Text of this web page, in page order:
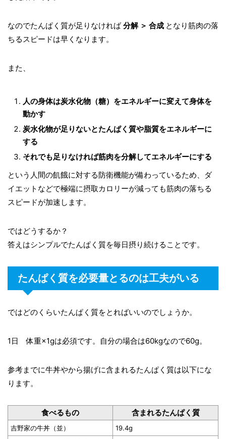
なのでたんぱく質が足りなければ分解 ＞ 合成 となり筋肉の落
ちるスピードは早くなります。
また、
人の身体は炭水化物（糖）をエネルギーに変えて身体を
動かす
炭水化物が足りないとたんぱく質や脂質をエネルギーに
する
それでも足りなければ筋肉を分解してエネルギーにする
という人間の飢餓に対する防衛機能が備わっているため、ダ
イエットなどで極端に摂取カロリーが減っても筋肉の落ちる
スピードが加速します。
ではどうするか？
答えはシンプルでたんぱく質を毎日摂り続けることです。
たんぱく質を必要量とるのは工夫がいる
ではどのくらいたんぱく質をとればいいのでしょうか。
1日 体重×1gは必須です。自分の場合は60kgなので60g。
参考までに牛丼やから揚げに含まれるたんぱく質は以下にな
ります。
食べるもの 含まれるたんぱく質
吉野家の牛丼（並）
19.4g